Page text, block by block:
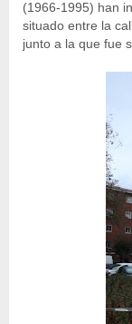
(1966-1995) han
situado entre la
junto a la que fue